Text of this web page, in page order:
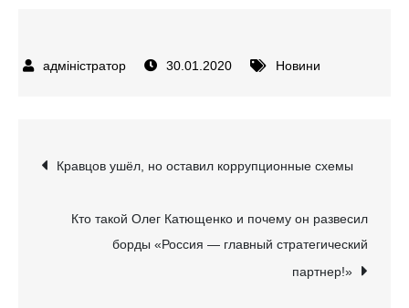
30.01.2020 Новини
Навігація
записів
Кравцов ушёл, но оставил коррупционные схемы
Кто такой Олег Катющенко и почему он развесил
борды «Россия — главный стратегический
партнер!»